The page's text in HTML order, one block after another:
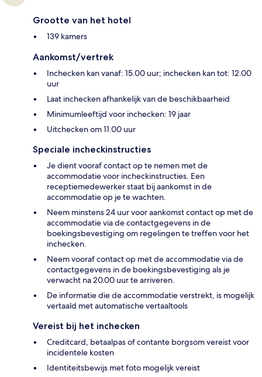
Grootte van het hotel
139 kamers
Aankomst/vertrek
Inchecken kan vanaf: 15.00 uur; inchecken kan tot: 12.00
uur
Laat inchecken afhankelijk van de beschikbaarheid
Minimumleeftijd voor inchecken: 19 jaar
Uitchecken om 11.00 uur
Speciale incheckinstructies
Je dient vooraf contact op te nemen met de
accommodatie voor incheckinstructies. Een
receptiemedewerker staat bij aankomst in de
accommodatie op je te wachten.
Neem minstens 24 uur voor aankomst contact op met de
accommodatie via de contactgegevens in de
boekingsbevestiging om regelingen te treffen voor het
inchecken.
Neem vooraf contact op met de accommodatie via de
contactgegevens in de boekingsbevestiging als je
verwacht na 20.00 uur te arriveren.
De informatie die de accommodatie verstrekt, is mogelijk
vertaald met automatische vertaaltools
Vereist bij het inchecken
Creditcard, betaalpas of contante borgsom vereist voor
incidentele kosten
Identiteitsbewijs met foto mogelijk vereist